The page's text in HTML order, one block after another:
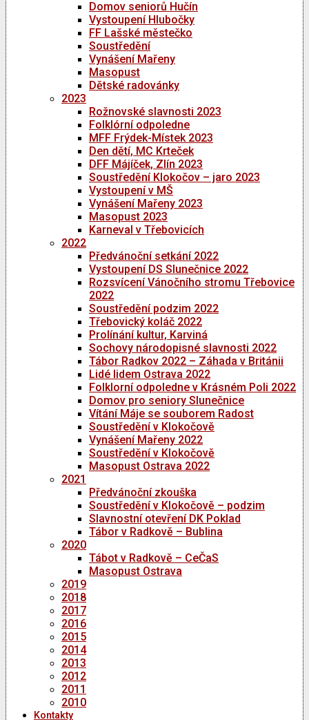
Domov seniorů Hučín
Vystoupení Hlubočky
FF Lašské městečko
Soustředění
Vynášení Mařeny
Masopust
Dětské radovánky
2023
Rožnovské slavnosti 2023
Folklórní odpoledne
MFF Frýdek-Místek 2023
Den dětí, MC Krteček
DFF Májíček, Zlín 2023
Soustředění Klokočov – jaro 2023
Vystoupení v MŠ
Vynášení Mařeny 2023
Masopust 2023
Karneval v Třebovicích
2022
Předvánoční setkání 2022
Vystoupení DS Slunečnice 2022
Rozsvícení Vánočního stromu Třebovice
2022
Soustředění podzim 2022
Třebovický koláč 2022
Prolínání kultur, Karviná
Sochovy národopisné slavnosti 2022
Tábor Radkov 2022 – Záhada v Británii
Lidé lidem Ostrava 2022
Folklorní odpoledne v Krásném Poli 2022
Domov pro seniory Slunečnice
Vítání Máje se souborem Radost
Soustředění v Klokočově
Vynášení Mařeny 2022
Soustředění v Klokočově
Masopust Ostrava 2022
2021
Předvánoční zkouška
Soustředění v Klokočově – podzim
Slavnostní otevření DK Poklad
Tábor v Radkově – Bublina
2020
Tábot v Radkově – CeČaS
Masopust Ostrava
2019
2018
2017
2016
2015
2014
2013
2012
2011
2010
Kontakty